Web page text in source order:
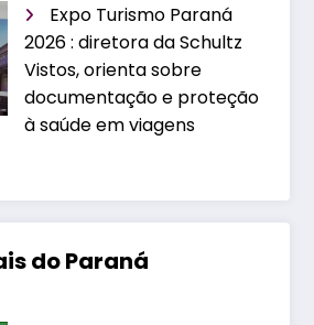
Expo Turismo Paraná
2026 : diretora da Schultz
Vistos, orienta sobre
documentação e proteção
à saúde em viagens
do Paraná